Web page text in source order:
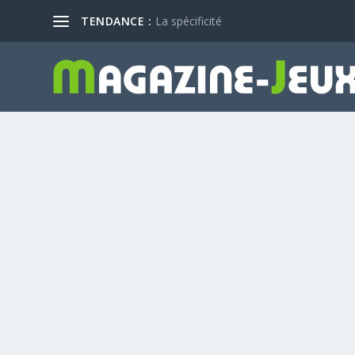
TENDANCE : La spécificité